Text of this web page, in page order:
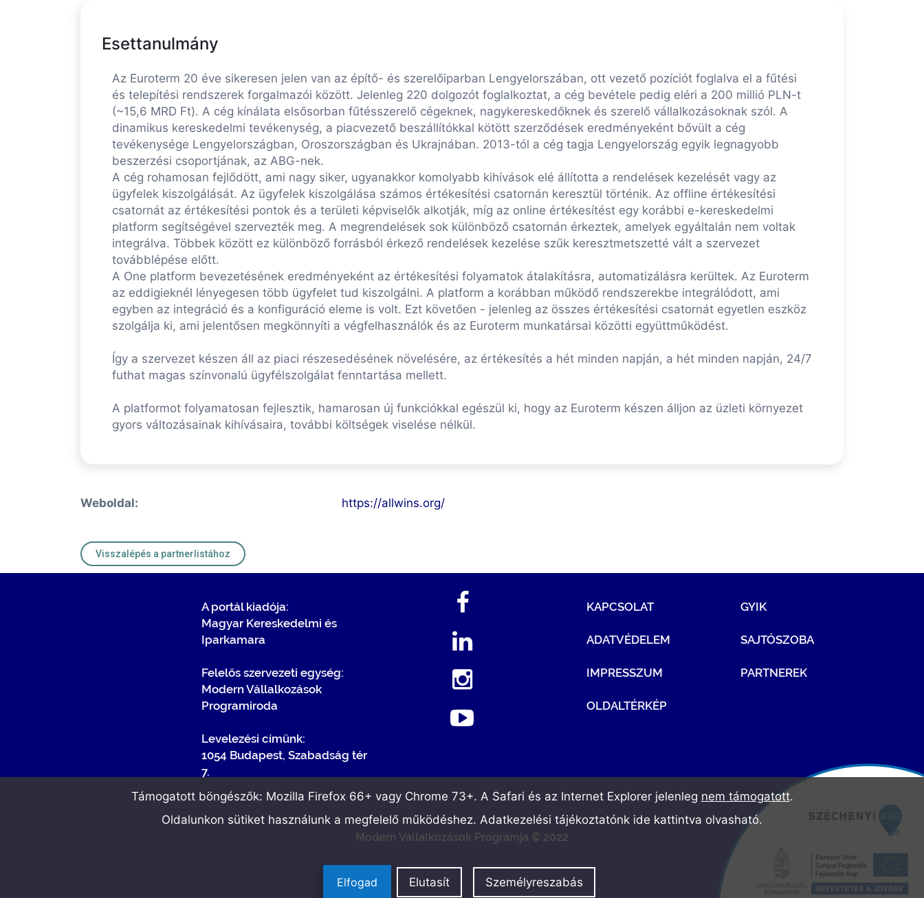
Esettanulmány
Az Euroterm 20 éve sikeresen jelen van az építő- és szerelőiparban Lengyelorszában, ott vezető pozíciót foglalva el a fűtési
és telepítési rendszerek forgalmazói között. Jelenleg 220 dolgozót foglalkoztat, a cég bevétele pedig eléri a 200 millió PLN-t
(~15,6 MRD Ft). A cég kínálata elsősorban fűtésszerelő cégeknek, nagykereskedőknek és szerelő vállalkozásoknak szól. A
dinamikus kereskedelmi tevékenység, a piacvezető beszállítókkal kötött szerződések eredményeként bővült a cég
tevékenysége Lengyelországban, Oroszországban és Ukrajnában. 2013-tól a cég tagja Lengyelország egyik legnagyobb
beszerzési csoportjának, az ABG-nek.
A cég rohamosan fejlődött, ami nagy siker, ugyanakkor komolyabb kihívások elé állította a rendelések kezelését vagy az
ügyfelek kiszolgálását. Az ügyfelek kiszolgálása számos értékesítési csatornán keresztül történik. Az offline értékesítési
csatornát az értékesítési pontok és a területi képviselők alkotják, míg az online értékesítést egy korábbi e-kereskedelmi
platform segítségével szervezték meg. A megrendelések sok különböző csatornán érkeztek, amelyek egyáltalán nem voltak
integrálva. Többek között ez különböző forrásból érkező rendelések kezelése szűk keresztmetszetté vált a szervezet
továbblépése előtt.
A One platform bevezetésének eredményeként az értékesítési folyamatok átalakításra, automatizálásra kerültek. Az Euroterm
az eddigieknél lényegesen több ügyfelet tud kiszolgálni. A platform a korábban működő rendszerekbe integrálódott, ami
egyben az integráció és a konfiguráció eleme is volt. Ezt követően - jelenleg az összes értékesítési csatornát egyetlen eszköz
szolgálja ki, ami jelentősen megkönnyíti a végfelhasználók és az Euroterm munkatársai közötti együttműködést.
Így a szervezet készen áll az piaci részesedésének növelésére, az értékesítés a hét minden napján, a hét minden napján, 24/7
futhat magas színvonalú ügyfélszolgálat fenntartása mellett.
A platformot folyamatosan fejlesztik, hamarosan új funkciókkal egészül ki, hogy az Euroterm készen álljon az üzleti környezet
gyors változásainak kihívásaira, további költségek viselése nélkül.
Weboldal: https://allwins.org/
Visszalépés a partnerlistához
A portál kiadója:
Magyar Kereskedelmi és
Iparkamara
Felelős szervezeti egység:
Modern Vállalkozások
Programiroda
Levelezési címünk:
1054 Budapest, Szabadság tér
7.
KAPCSOLAT
ADATVÉDELEM
IMPRESSZUM
OLDALTÉRKÉP
GYIK
SAJTÓSZOBA
PARTNEREK
Modern Vállalkozások Programja © 2022
Támogatott böngészők: Mozilla Firefox 66+ vagy Chrome 73+. A Safari és az Internet Explorer jelenleg nem támogatott.
Oldalunkon sütiket használunk a megfelelő működéshez. Adatkezelési tájékoztatónk ide kattintva olvasható.
Elfogad Elutasít Személyreszabás